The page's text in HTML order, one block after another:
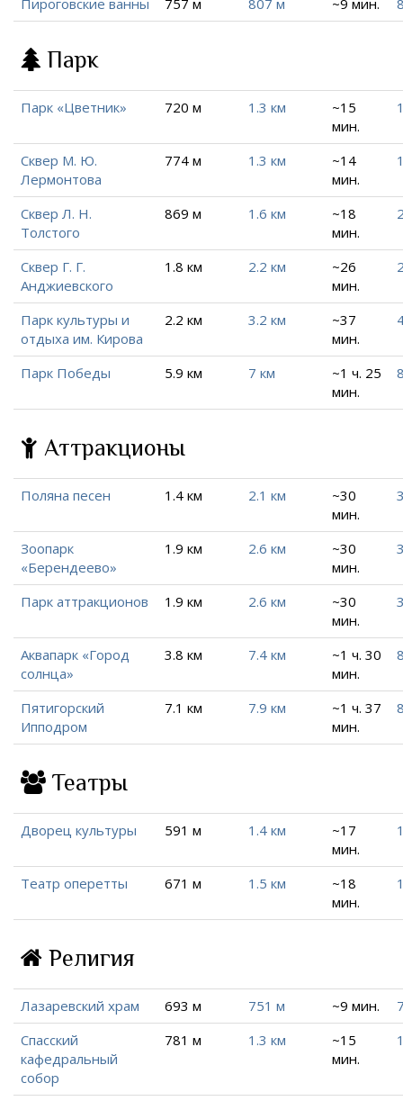
Парк
Парк «Цветник» 720 м 1.3 км
~15
мин.
Сквер М. Ю.
Лермонтова
774 м 1.3 км
~14
мин.
Сквер Л. Н.
Толстого
869 м 1.6 км
~18
мин.
Сквер Г. Г.
Анджиевского
1.8 км 2.2 км
~26
мин.
Парк культуры и
отдыха им. Кирова
2.2 км 3.2 км
~37
мин.
Парк Победы 5.9 км 7 км
~1 ч. 25
мин.
Аттракционы
Поляна песен 1.4 км 2.1 км
~30
мин.
Зоопарк
«Берендеево»
1.9 км 2.6 км
~30
мин.
Парк аттракционов 1.9 км 2.6 км
~30
мин.
Аквапарк «Город
солнца»
3.8 км 7.4 км
~1 ч. 30
мин.
Пятигорский
Ипподром
7.1 км 7.9 км
~1 ч. 37
мин.
Театры
Дворец культуры 591 м 1.4 км
~17
мин.
Театр оперетты 671 м 1.5 км
~18
мин.
Религия
Лазаревский храм 693 м 751 м ~9 мин.
Спасский
кафедральный
собор
781 м 1.3 км
~15
мин.